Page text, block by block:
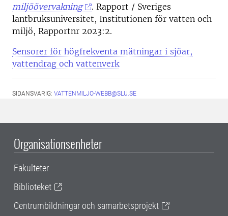
miljöövervakning
. Rapport / Sveriges
lantbruksuniversitet, Institutionen för vatten och
miljö, Rapportnr 2023:2.
Sensorer för högfrekventa mätningar i sjöar,
vattendrag och vattenverk
SIDANSVARIG: VATTENMILJO-WEBB@SLU.SE
Organisationsenheter
Fakulteter
Biblioteket
Centrumbildningar och samarbetsprojekt